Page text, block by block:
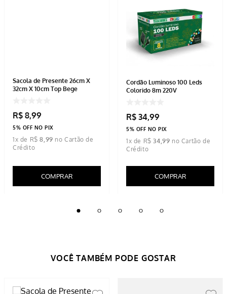
Sacola de Presente 26cm X
32cm X 10cm Top Bege
R$ 8,99
5% OFF NO PIX
1x de R$ 8 99
COMPRAR
Cordão Luminoso 100 Leds
Colorido 8m 220V
R$ 34,99
5% OFF NO PIX
1x de R$ 34 ,99
COMPRAR